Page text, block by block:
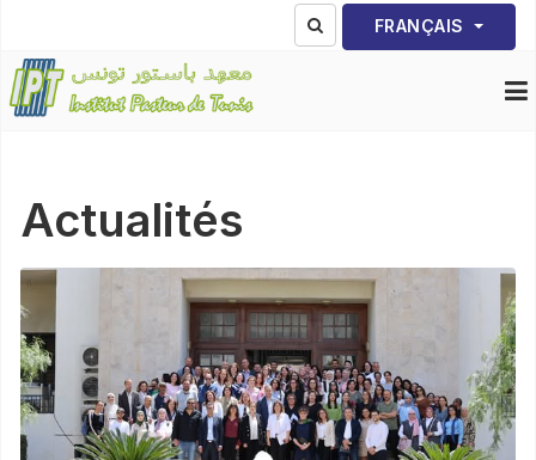
Sélectionnez votre
FRANÇAIS
Actualités